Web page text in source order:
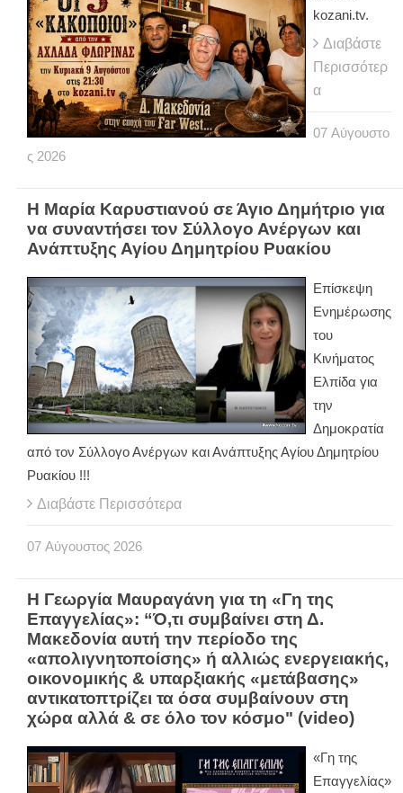
kozani.tv.
Διαβάστε
Περισσότερ
α
07 Αύγουστο
ς 2026
Η Μαρία Καρυστιανού σε Άγιο Δημήτριο για
να συναντήσει τον Σύλλογο Ανέργων και
Ανάπτυξης Αγίου Δημητρίου Ρυακίου
Επίσκεψη
Ενημέρωσης
του
Κινήματος
Ελπίδα για
την
Δημοκρατία
από τον Σύλλογο Ανέργων και Ανάπτυξης Αγίου Δημητρίου
Ρυακίου !!!
Διαβάστε Περισσότερα
07 Αύγουστος 2026
Η Γεωργία Μαυραγάνη για τη «Γη της
Επαγγελίας»: “Ό,τι συμβαίνει στη Δ.
Μακεδονία αυτή την περίοδο της
«απολιγνητοποίσης» ή αλλιώς ενεργειακής,
οικονομικής & υπαρξιακής «μετάβασης»
αντικατοπτρίζει τα όσα συμβαίνουν στη
χώρα αλλά & σε όλο τον κόσμο" (video)
«Γη της
Επαγγελίας»